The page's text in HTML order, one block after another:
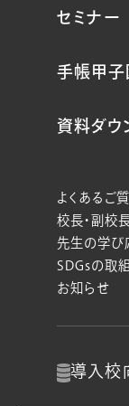
セミナー
手帳甲子
資料ダウ
よくあるご
校長・副校
先生の学び
SDGsの取
お知らせ
導入校